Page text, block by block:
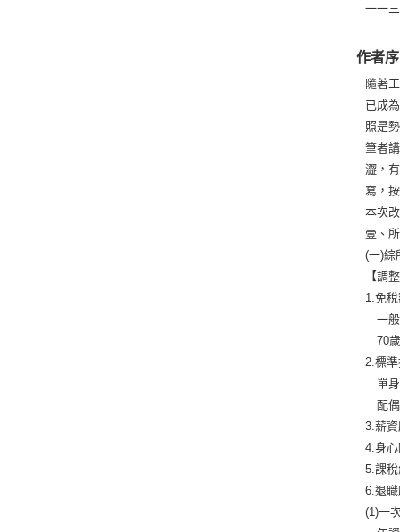
一一
作者序
隨著
已成
照是
筆者
澀，
寫，
本次
壹、
(一)綜
【調
1.免
一般
70歲
2.標
單身
配偶
3.薪
4.身
5.課
6.退
(1)一